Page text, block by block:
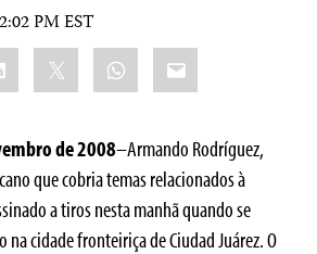
PM EST
WhatsApp
Email
de 2008–Armando Rodríguez,
que cobria temas relacionados à
a tiros nesta manhã quando se
na cidade fronteiriça de Ciudad Juárez. O